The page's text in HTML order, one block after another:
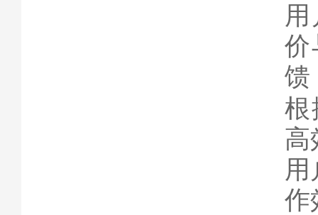
价
馈
根
高
作